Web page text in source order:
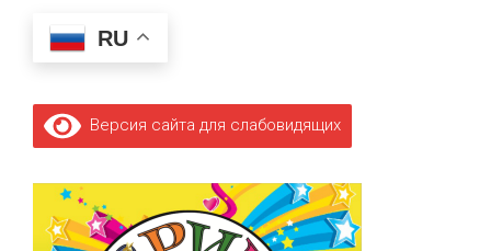
RU
Версия сайта для слабовидящих